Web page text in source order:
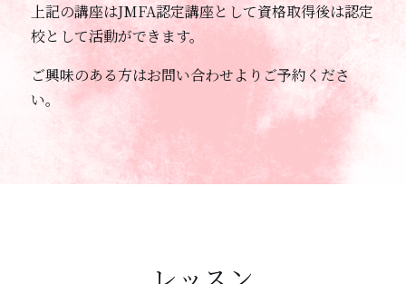
上記の講座はJMFA認定講座として資格取得後は認定
校として活動ができます。
ご興味のある方はお問い合わせよりご予約くださ
い。